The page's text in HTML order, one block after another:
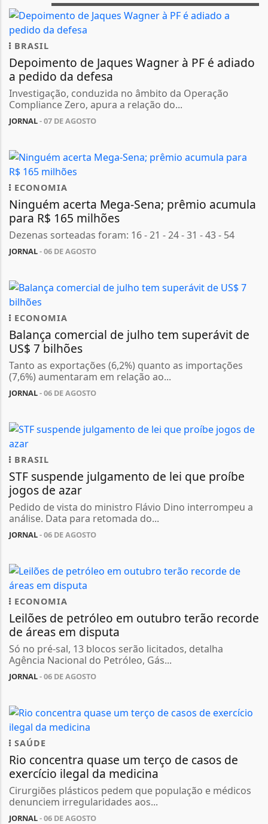
BRASIL
Depoimento de Jaques Wagner à PF é adiado
a pedido da defesa
Investigação, conduzida no âmbito da Operação
Compliance Zero, apura a relação do...
JORNAL- 07 DE AGOSTO
ECONOMIA
Ninguém acerta Mega-Sena; prêmio acumula
para R$ 165 milhões
Dezenas sorteadas foram: 16 - 21 - 24 - 31 - 43 - 54
JORNAL- 06 DE AGOSTO
ECONOMIA
Balança comercial de julho tem superávit de
US$ 7 bilhões
Tanto as exportações (6,2%) quanto as importações
(7,6%) aumentaram em relação ao...
JORNAL- 06 DE AGOSTO
BRASIL
STF suspende julgamento de lei que proíbe
jogos de azar
Pedido de vista do ministro Flávio Dino interrompeu a
análise. Data para retomada do...
JORNAL- 06 DE AGOSTO
ECONOMIA
Leilões de petróleo em outubro terão recorde
de áreas em disputa
Só no pré-sal, 13 blocos serão licitados, detalha
Agência Nacional do Petróleo, Gás...
JORNAL- 06 DE AGOSTO
SAÚDE
Rio concentra quase um terço de casos de
exercício ilegal da medicina
Cirurgiões plásticos pedem que população e médicos
denunciem irregularidades aos...
JORNAL- 06 DE AGOSTO